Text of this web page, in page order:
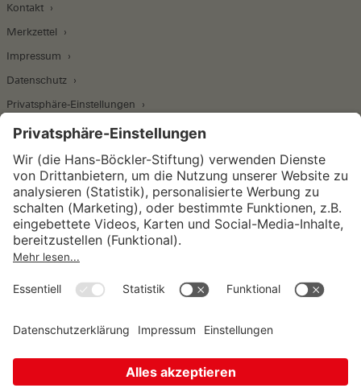
Kontakt
Merkzettel
Impressum
Datenschutz
Privatsphäre-Einstellungen
Wirtschafts- und Sozialwissenschaftliches Institut
Institut für Makroökonomie und
Konjunkturforschung
Unternehmensführung